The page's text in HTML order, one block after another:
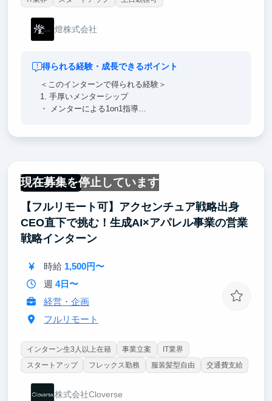
燈株式会社
得られる経験・成長できるポイント
＜このインターンで得られる経験＞
1. 手厚いメンターシップ
・ メンターによる1on1指導
・ データドリブンな商談プロセスの理解
3. テクノロジー業界の最前線
・ 急成長するAI SaaS市場のビジネス理解
・ DX・生成AIなど最先端の技術をキャッチアップ
・ スタートアップのスケールフェーズを体感
現在募集を停止しています
フルリモート
【フルリモート可】アクセンチュア戦略出身
CEO直下で挑む！生成AI×アパレル事業の営業
戦略インターン
時給 1,500円〜
週 4日〜
経営・企画
フルリモート
インターン生3人以上在籍 事業立案
IT業界
スタートアップ
フレックス勤務 服装髪型自由 交通費支給
株式会社Cloverse